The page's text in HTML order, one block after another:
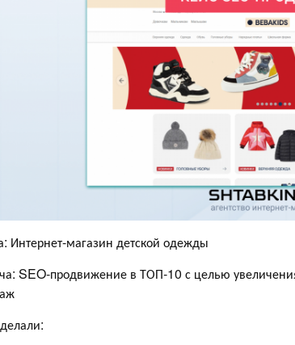
Интернет-магазин детской одежды
SEO‑продвижение в ТОП‑10 с целью